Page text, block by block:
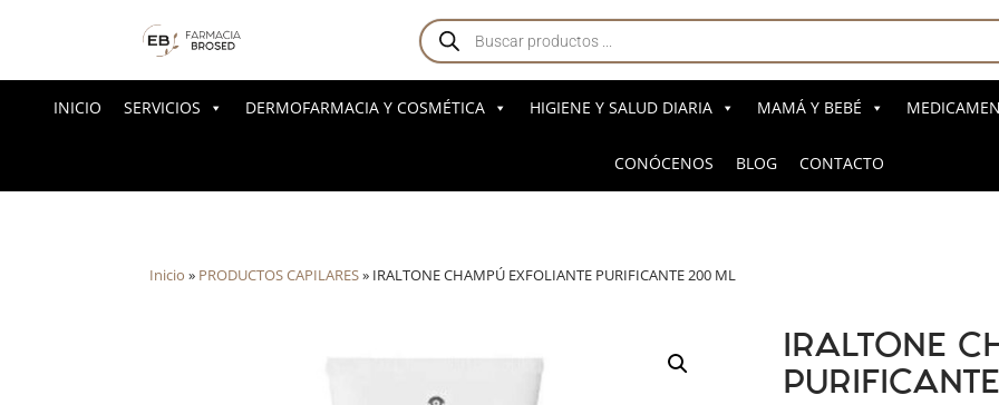
Búsqueda
de
productos
INICIO SERVICIOS DERMOFARMACIA Y COSMÉTICA HIGIENE Y SALUD DIARIA MAMÁ Y BEBÉ
CONÓCENOS BLOG CONTACTO
Inicio » PRODUCTOS CAPILARES» IRALTONE CHAMPÚ EXFOLIANTE PURIFICANTE 200 ML
IRALTONE